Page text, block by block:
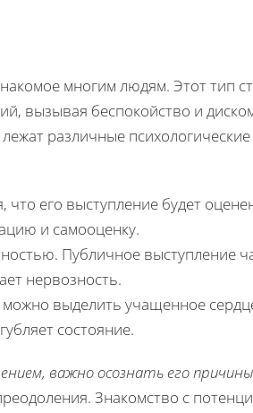
многим людям. Этот тип
вызывая беспокойство и
различные
что его выступление будет
и самооценку.
Публичное выступление
нервозность.
выделить учащенное
состояние.
важно осознать его
Знакомство с